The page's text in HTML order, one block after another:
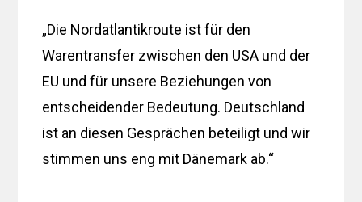
„Die Nordatlantikroute ist für den
Warentransfer zwischen den USA und der
EU und für unsere Beziehungen von
entscheidender Bedeutung. Deutschland
ist an diesen Gesprächen beteiligt und wir
stimmen uns eng mit Dänemark ab.“